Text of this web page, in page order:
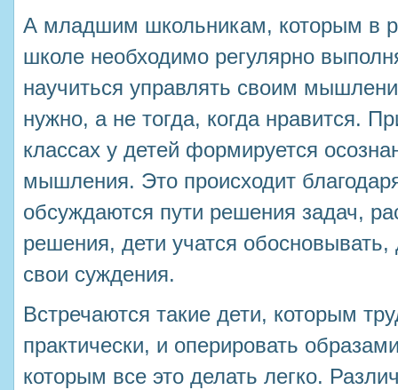
А младшим школьникам, которым в
школе необходимо регулярно
научиться управлять своим
нужно, а не тогда, когда нравится.
классах у детей формируется
мышления. Это происходит
обсуждаются пути решения задач,
решения, дети учатся обосновывать,
свои суждения.
Встречаются такие дети, которым
практически, и оперировать
которым все это делать легко.